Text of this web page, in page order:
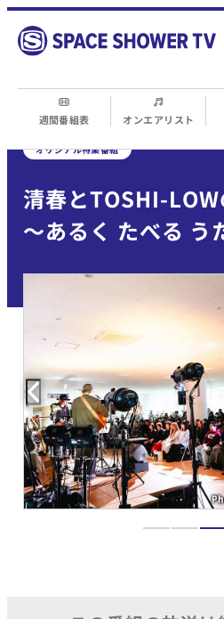
週間番組表 オンエアリスト
オリジナル特集番組
清春とTOSHI-
～あるく たべる う